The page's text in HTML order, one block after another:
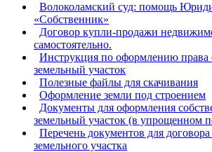
Волоколамский суд: помощь
«Собственник»
Договор купли-продажи
самостоятельно.
Инструкция по оформлению права
земельный участок
Полезные файлы для скачивания
Оформление земли под строением
Документы для оформления
земельный участок (в упрощенном
Перечень документов для
земельного участка